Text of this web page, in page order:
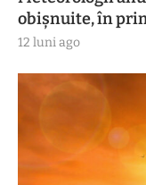
obişnuite, în
12 luni ago